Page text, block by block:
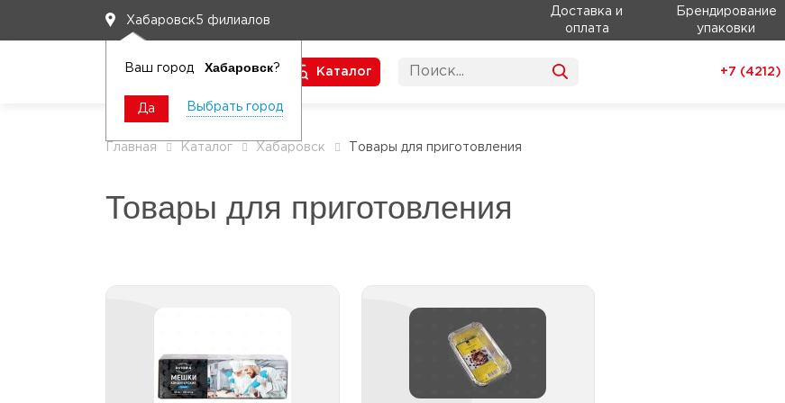
Хабаровск5 филиалов
Ваш город Хабаровск?
Да Выбрать город
Доставка и
оплата
Брендирование
упаковки
Каталог +7 (4212)
Главная Каталог Хабаровск Товары для приготовления
Товары для приготовления
Мешки кондитерские
Пакеты для льда
Товары для выпекания
Пакеты и рукав для
выпекания
Пергамент и коврики для